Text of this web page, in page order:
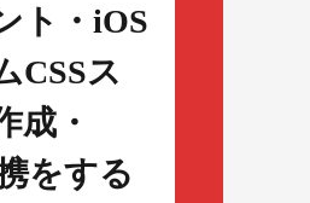
ト・iOS
CSSス
成・
をする